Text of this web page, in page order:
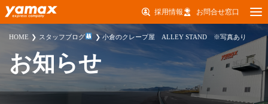
採用情報 お問合せ窓口
HOME スタッフブログ 小倉のクレープ屋 ALLEY STAND ※写真あり
お知らせ